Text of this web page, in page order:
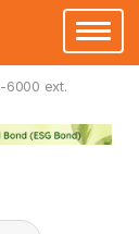
Toggle
6000 ext.